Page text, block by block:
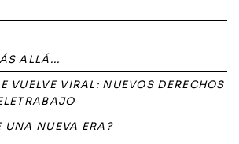
ALLÁ...
VUELVE VIRAL: NUEVOS DERECHOS
UNA NUEVA ERA?